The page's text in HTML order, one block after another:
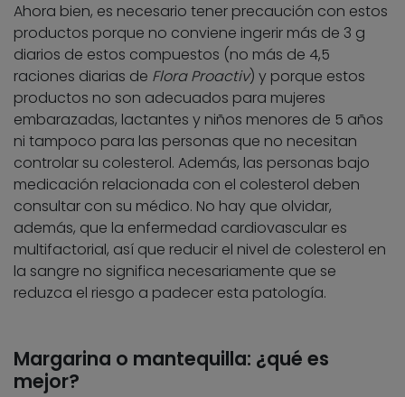
Ahora bien, es necesario tener precaución con estos
productos porque no conviene ingerir más de 3 g
diarios de estos compuestos (no más de 4,5
raciones diarias de Flora Proactiv) y porque estos
productos no son adecuados para mujeres
embarazadas, lactantes y niños menores de 5 años
ni tampoco para las personas que no necesitan
controlar su colesterol. Además, las personas bajo
medicación relacionada con el colesterol deben
consultar con su médico. No hay que olvidar,
además, que la enfermedad cardiovascular es
multifactorial, así que reducir el nivel de colesterol en
la sangre no significa necesariamente que se
reduzca el riesgo a padecer esta patología.
Margarina o mantequilla: ¿qué es
mejor?